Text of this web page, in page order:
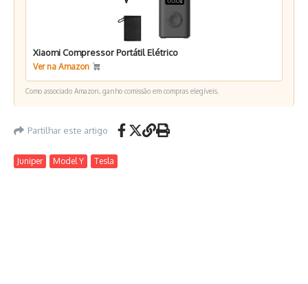
Xiaomi Compressor Portátil Elétrico
Ver na Amazon
Como associado Amazon, ganho comissão em compras elegíveis.
Partilhar este artigo
Juniper Model Y Tesla